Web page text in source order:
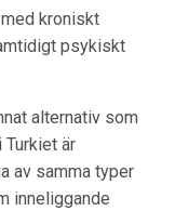
kroniskt
psykiskt
alternativ som
Turkiet är
av samma typer
inneliggande